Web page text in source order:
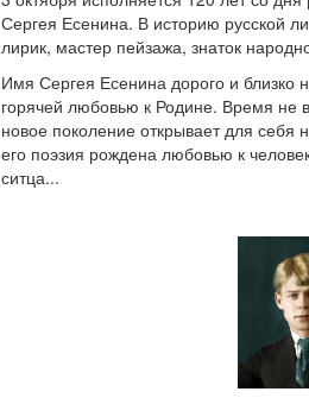
Сергея Есенина. В историю русской
лирик, мастер пейзажа, знаток
Имя Сергея Есенина дорого и близко
горячей любовью к Родине. Время не
новое поколение открывает для себя
его поэзия рождена любовью к
ситца...